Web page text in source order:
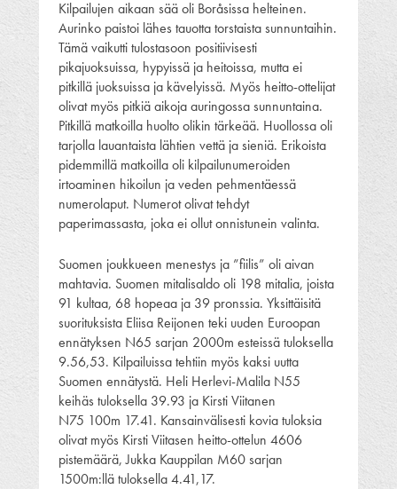
Kilpailujen aikaan sää oli Boråsissa helteinen.
Aurinko paistoi lähes tauotta torstaista sunnuntaihin.
Tämä vaikutti tulostasoon positiivisesti
pikajuoksuissa, hypyissä ja heitoissa, mutta ei
pitkillä juoksuissa ja kävelyissä. Myös heitto-ottelijat
olivat myös pitkiä aikoja auringossa sunnuntaina.
Pitkillä matkoilla huolto olikin tärkeää. Huollossa oli
tarjolla lauantaista lähtien vettä ja sieniä. Erikoista
pidemmillä matkoilla oli kilpailunumeroiden
irtoaminen hikoilun ja veden pehmentäessä
numerolaput. Numerot olivat tehdyt
paperimassasta, joka ei ollut onnistunein valinta.
Suomen joukkueen menestys ja ”fiilis” oli aivan
mahtavia. Suomen mitalisaldo oli 198 mitalia, joista
91 kultaa, 68 hopeaa ja 39 pronssia. Yksittäisitä
suorituksista Eliisa Reijonen teki uuden Euroopan
ennätyksen N65 sarjan 2000m esteissä tuloksella
9.56,53. Kilpailuissa tehtiin myös kaksi uutta
Suomen ennätystä. Heli Herlevi-Malila N55
keihäs tuloksella 39.93 ja Kirsti Viitanen
N75 100m 17.41. Kansainvälisesti kovia tuloksia
olivat myös Kirsti Viitasen heitto-ottelun 4606
pistemäärä, Jukka Kauppilan M60 sarjan
1500m:llä tuloksella 4.41,17.